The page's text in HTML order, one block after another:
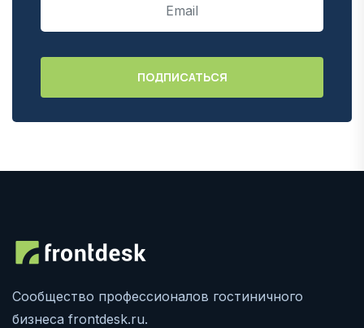
Сообщество профессионалов гостиничного
бизнеса frontdesk.ru.